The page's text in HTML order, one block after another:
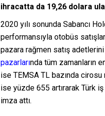
ihracatta da 19,26 dolara
2020 yılı sonunda Sabancı
performansıyla otobüs
pazara rağmen satış
pazarlarında tüm zamanların
ise TEMSA TL bazında cirosu
ise yüzde 655 artırarak Türk
imza attı.